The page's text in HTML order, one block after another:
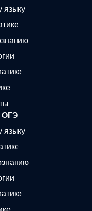
языку
ОГЭ
языку